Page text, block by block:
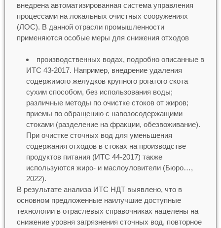
внедрена автоматизированная система управления
процессами на локальных очистных сооружениях
(ЛОС). В данной отрасли промышленности
применяются особые меры для снижения отходов
производственных водах, подробно описанные в
ИТС 43-2017. Например, внедрение удаления
содержимого желудков крупного рогатого скота
сухим способом, без использования воды;
различные методы по очистке стоков от жиров;
приемы по обращению с навозосодержащими
стоками (разделение на фракции, обезвоживание).
При очистке сточных вод для уменьшения
содержания отходов в стоках на производстве
продуктов питания (ИТС 44-2017) также
используются жиро- и маслоуловители (Бюро…,
2022).
В результате анализа ИТС НДТ выявлено, что в
основном предложенные наилучшие доступные
технологии в отраслевых справочниках нацелены на
снижение уровня загрязнения сточных вод, повторное